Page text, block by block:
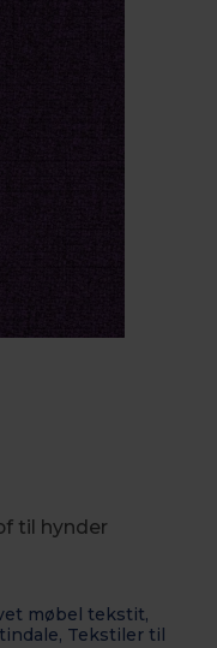
til hynder
møbel tekstit,
Tekstiler til